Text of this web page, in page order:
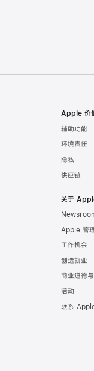
Apple 价
辅助功能
环境责任
隐私
供应链
关于
Apple 管
工作机会
创造就业
商业道德
活动
联系